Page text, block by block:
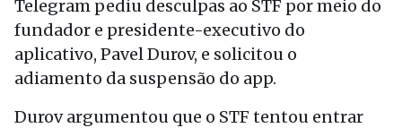
Telegram pediu desculpas ao STF por meio do
fundador e presidente-executivo do
aplicativo, Pavel Durov, e solicitou o
adiamento da suspensão do app.
Durov argumentou que o STF tentou entrar